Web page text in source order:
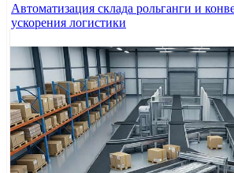
Автоматизация склада рольганги и
ускорения логистики